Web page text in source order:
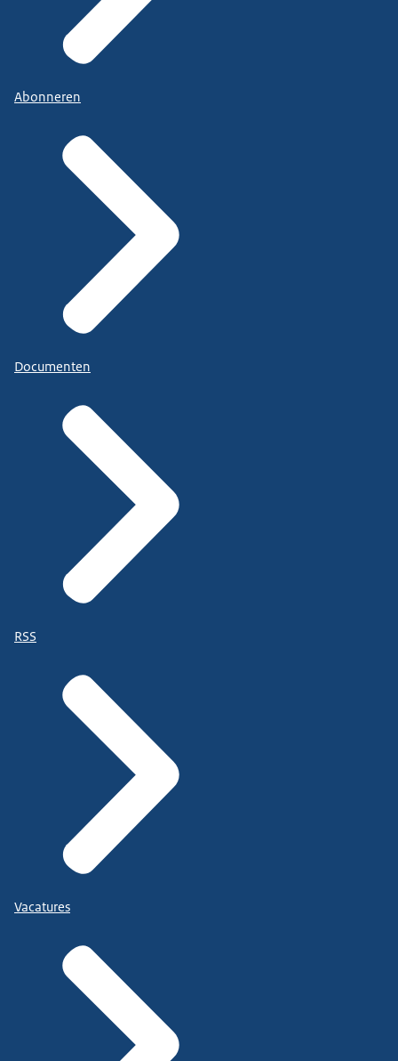
Abonneren
Documenten
RSS
Vacatures